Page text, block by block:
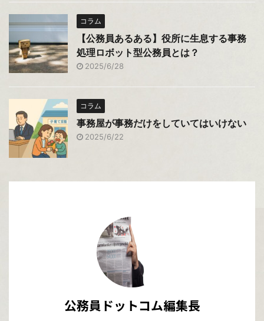
コラム
【公務員あるある】役所に生息する事務
処理ロボット型公務員とは？
2025/6/28
コラム
事務屋が事務だけをしていてはいけない
2025/6/22
公務員ドットコム編集長